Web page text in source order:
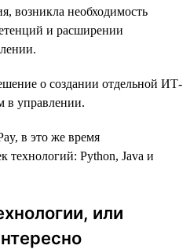
возникла необходимость
и расширении
о создании отдельной ИТ-
в управлении.
в это же время
технологий: Python, Java и
или